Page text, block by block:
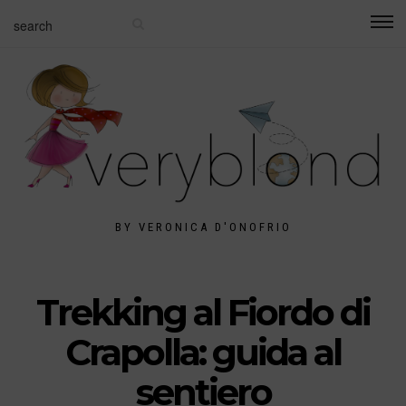
BY VERONICA D'ONOFRIO
Trekking al Fiordo di
Crapolla: guida al
sentiero